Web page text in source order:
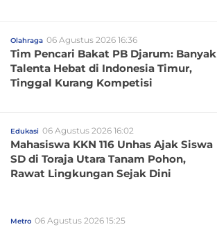
Olahraga 06 Agustus 2026 16:36
Tim Pencari Bakat PB Djarum: Banyak
Talenta Hebat di Indonesia Timur,
Tinggal Kurang Kompetisi
Edukasi 06 Agustus 2026 16:02
Mahasiswa KKN 116 Unhas Ajak Siswa
SD di Toraja Utara Tanam Pohon,
Rawat Lingkungan Sejak Dini
Metro 06 Agustus 2026 15:25